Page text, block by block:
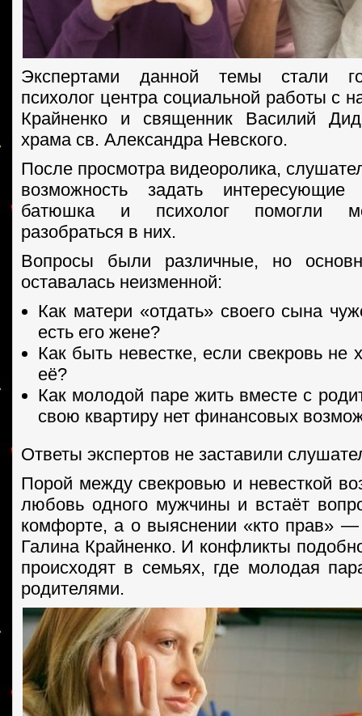
Экспертами данной темы стали
психолог центра социальной работы с
Крайненко и священник Василий
храма св. Александра Невского.
После просмотра видеоролика,
возможность задать
батюшка и психолог помогли
разобраться в них.
Вопросы были различные, но
оставалась неизменной:
Как матери «отдать» своего сына
есть его жене?
Как быть невестке, если свекровь не
её?
Как молодой паре жить вместе с
свою квартиру нет финансовых
Ответы экспертов не заставили
Порой между свекровью и невесткой
любовь одного мужчины и встаёт
комфорте, а о выяснении «кто прав» —
Галина Крайненко. И конфликты
происходят в семьях, где молодая
родителями.